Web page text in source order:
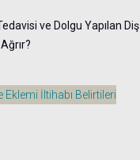
ve Dolgu Yapılan Diş